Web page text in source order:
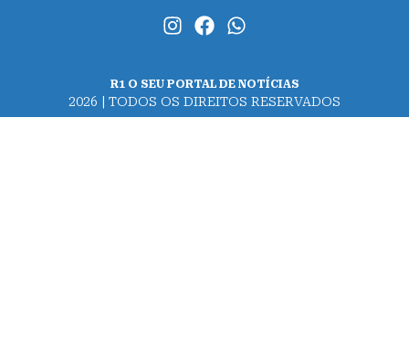
R1 O SEU PORTAL DE NOTÍCIAS
2026 | TODOS OS DIREITOS RESERVADOS